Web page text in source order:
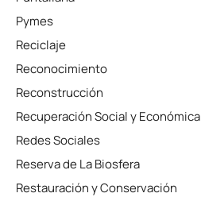
Pymes
Reciclaje
Reconocimiento
Reconstrucción
Recuperación Social y Económica
Redes Sociales
Reserva de La Biosfera
Restauración y Conservación